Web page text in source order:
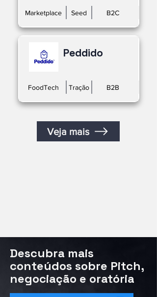
Marketplace Seed B2C
Peddido
FoodTech Tração B2B
Veja mais
Descubra mais
conteúdos sobre Pitch,
negociação e oratória